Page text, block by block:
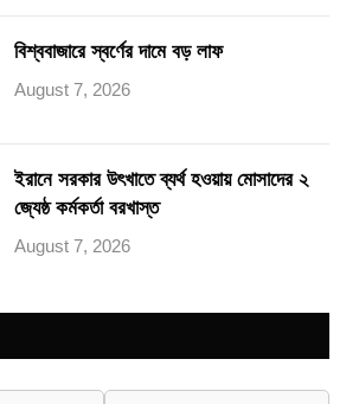
বিশ্ববাজারে স্বর্ণের দামে বড় লাফ
August 7, 2026
ইরানে সরকার উৎখাতে ব্যর্থ হওয়ায় মোসাদের ২
জ্যেষ্ঠ কর্মকর্তা বরখাস্ত
August 7, 2026